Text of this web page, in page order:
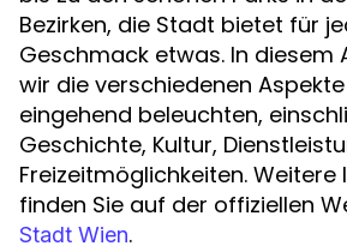
Bezirken, die Stadt bietet für
Geschmack etwas. In diesem
wir die verschiedenen
eingehend beleuchten,
Geschichte, Kultur,
Freizeitmöglichkeiten.
finden Sie auf der offiziellen
Stadt Wien.